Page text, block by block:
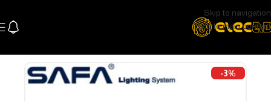
Skip to navigation
Skip to main content
-3%